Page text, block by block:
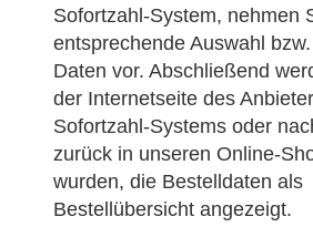
Sofortzahl-System, nehmen
entsprechende Auswahl
Daten vor. Abschließend
der Internetseite des
Sofortzahl-Systems oder
zurück in unseren Online-
wurden, die Bestelldaten als
Bestellübersicht angezeigt.